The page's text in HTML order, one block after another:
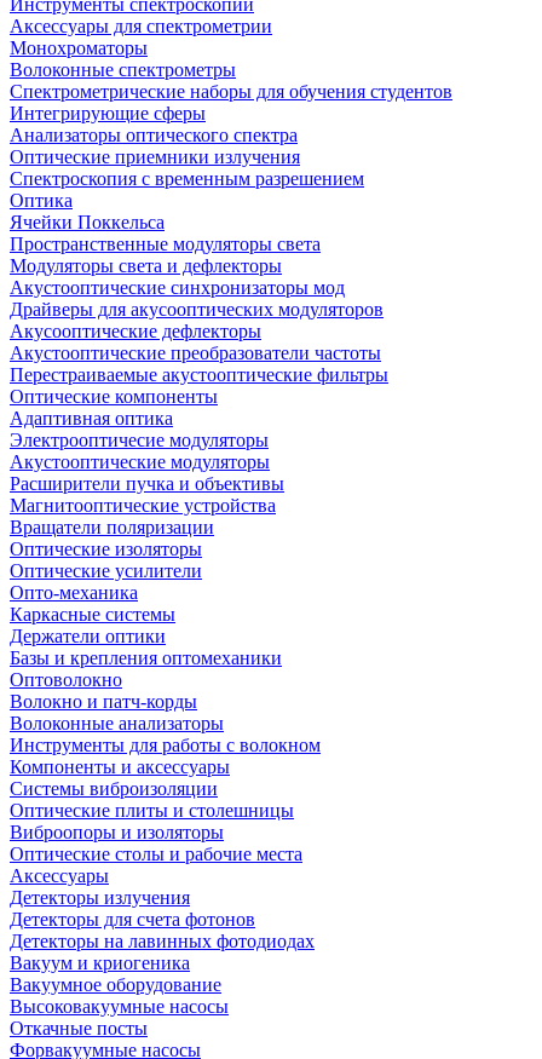
Инструменты спектроскопии
Аксессуары для спектрометрии
Монохроматоры
Волоконные спектрометры
Спектрометрические наборы для обучения студентов
Интегрирующие сферы
Анализаторы оптического спектра
Оптические приемники излучения
Спектроскопия с временным разрешением
Оптика
Ячейки Поккельса
Пространственные модуляторы света
Модуляторы света и дефлекторы
Акустооптические синхронизаторы мод
Драйверы для акусооптических модуляторов
Акусооптические дефлекторы
Акустооптические преобразователи частоты
Перестраиваемые акустооптические фильтры
Оптические компоненты
Адаптивная оптика
Электрооптичесие модуляторы
Акустооптические модуляторы
Расширители пучка и объективы
Магнитооптические устройства
Вращатели поляризации
Оптические изоляторы
Оптические усилители
Опто-механика
Каркасные системы
Держатели оптики
Базы и крепления оптомеханики
Оптоволокно
Волокно и патч-корды
Волоконные анализаторы
Инструменты для работы с волокном
Компоненты и аксессуары
Системы виброизоляции
Оптические плиты и столешницы
Виброопоры и изоляторы
Оптические столы и рабочие места
Аксессуары
Детекторы излучения
Детекторы для счета фотонов
Детекторы на лавинных фотодиодах
Вакуум и криогеника
Вакуумное оборудование
Высоковакуумные насосы
Откачные посты
Форвакуумные насосы